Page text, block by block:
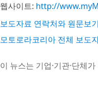
웹사이트: http://
보도자료 연락처와 원문보
모토로라코리아 전체 보도
이 뉴스는 기업·기관·단체